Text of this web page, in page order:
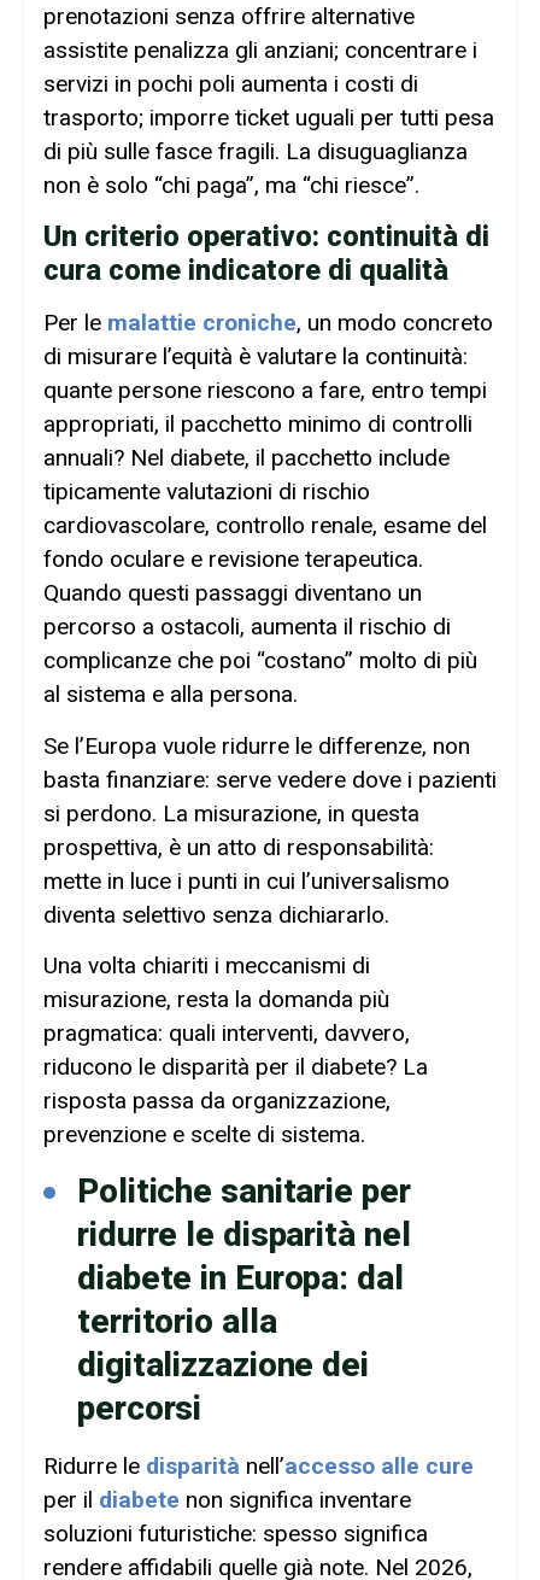
prenotazioni senza offrire alternative
assistite penalizza gli anziani; concentrare i
servizi in pochi poli aumenta i costi di
trasporto; imporre ticket uguali per tutti pesa
di più sulle fasce fragili. La disuguaglianza
non è solo “chi paga”, ma “chi riesce”.
Un criterio operativo: continuità di
cura come indicatore di qualità
Per le malattie croniche, un modo concreto
di misurare l’equità è valutare la continuità:
quante persone riescono a fare, entro tempi
appropriati, il pacchetto minimo di controlli
annuali? Nel diabete, il pacchetto include
tipicamente valutazioni di rischio
cardiovascolare, controllo renale, esame del
fondo oculare e revisione terapeutica.
Quando questi passaggi diventano un
percorso a ostacoli, aumenta il rischio di
complicanze che poi “costano” molto di più
al sistema e alla persona.
Se l’Europa vuole ridurre le differenze, non
basta finanziare: serve vedere dove i pazienti
si perdono. La misurazione, in questa
prospettiva, è un atto di responsabilità:
mette in luce i punti in cui l’universalismo
diventa selettivo senza dichiararlo.
Una volta chiariti i meccanismi di
misurazione, resta la domanda più
pragmatica: quali interventi, davvero,
riducono le disparità per il diabete? La
risposta passa da organizzazione,
prevenzione e scelte di sistema.
Politiche sanitarie per
ridurre le disparità nel
diabete in Europa: dal
territorio alla
digitalizzazione dei
percorsi
Ridurre le disparità nell’accesso alle cure
per il diabete non significa inventare
soluzioni futuristiche: spesso significa
rendere affidabili quelle già note. Nel 2026,